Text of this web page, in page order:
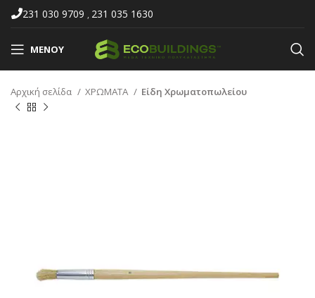
231 030 9709 , 231 035 1630
ΜΕΝΟΎ
Αρχική σελίδα ΧΡΩΜΑΤΑ Είδη Χρωματοπωλείου